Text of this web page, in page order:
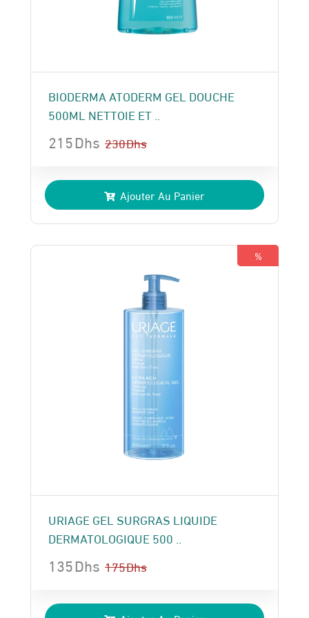
BIODERMA ATODERM GEL DOUCHE
500ML NETTOIE ET ..
230Dhs
prix
initial
était :
230 Dhs.
215Dhs
prix
actuel
est :
215 Dhs.
Ajouter Au Panier
%
URIAGE GEL SURGRAS LIQUIDE
DERMATOLOGIQUE 500 ..
175Dhs
prix
135Dhs
prix